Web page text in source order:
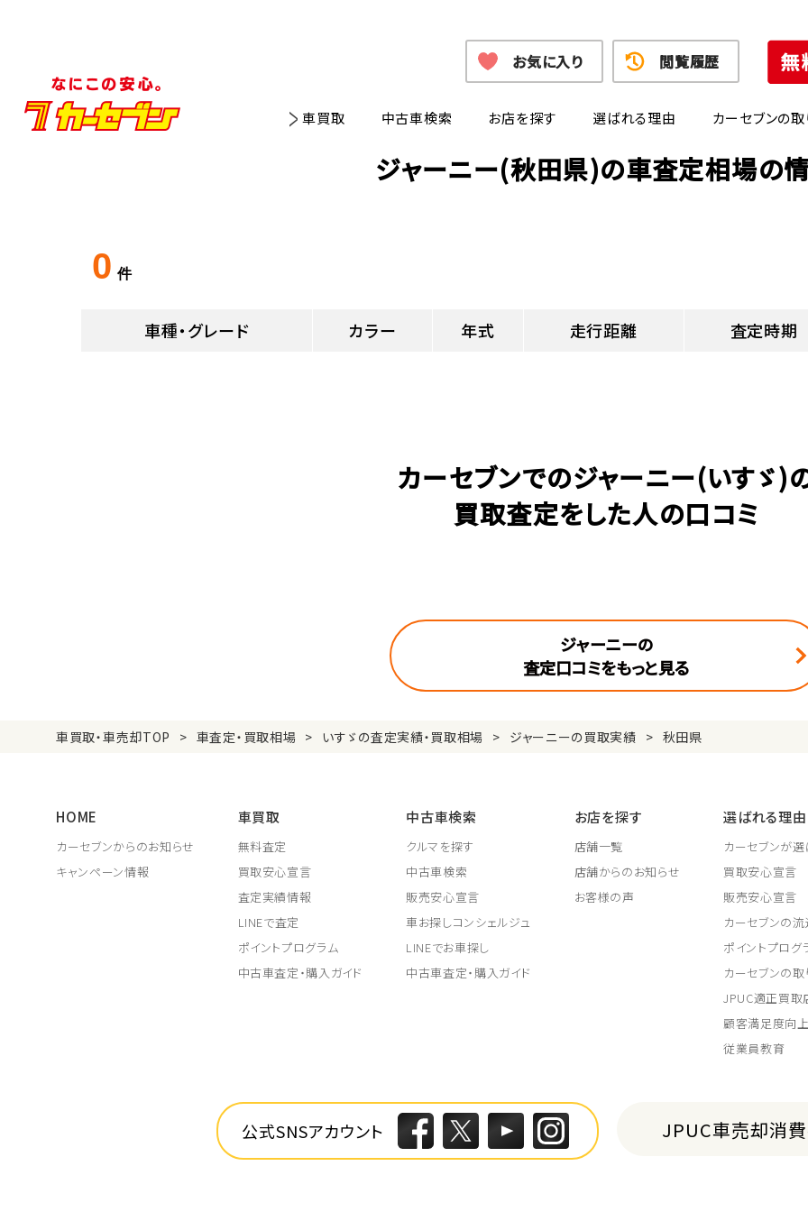
車買取 中古車検索 お店を探す 選ばれる理由 カーセブンの
お気に入り 閲覧履歴
ジャーニー(秋田県)の車査定相場の
0 件
車種・グレード カラー 年式 走行距離 査定時期
カーセブンでのジャーニー(いすゞ)
買取査定をした人の口コミ
ジャーニーの
査定口コミをもっと見る
車買取・車売却TOP 車査定・買取相場 いすゞの査定実績・買取相場 ジャーニーの買取実績 秋田県
HOME
カーセブンからのお知らせ
キャンペーン情報
車買取
無料査定
買取安心宣言
査定実績情報
LINEで査定
ポイントプログラム
中古車査定・購入ガイド
中古車検索
クルマを探す
中古車検索
販売安心宣言
車お探しコンシェルジュ
LINEでお車探し
中古車査定・購入ガイド
お店を探す
店舗一覧
店舗からのお知らせ
お客様の声
選ばれる理由
カーセブンが
買取安心宣言
販売安心宣言
カーセブンの
ポイントプログ
カーセブンの
JPUC適正買取
顧客満足度向
従業員教育
公式SNSアカウント JPUC車売却消